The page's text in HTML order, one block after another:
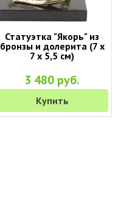
Статуэтка "Якорь" из
бронзы и долерита (7 х
7 х 5,5 см)
3 480 руб.
Купить